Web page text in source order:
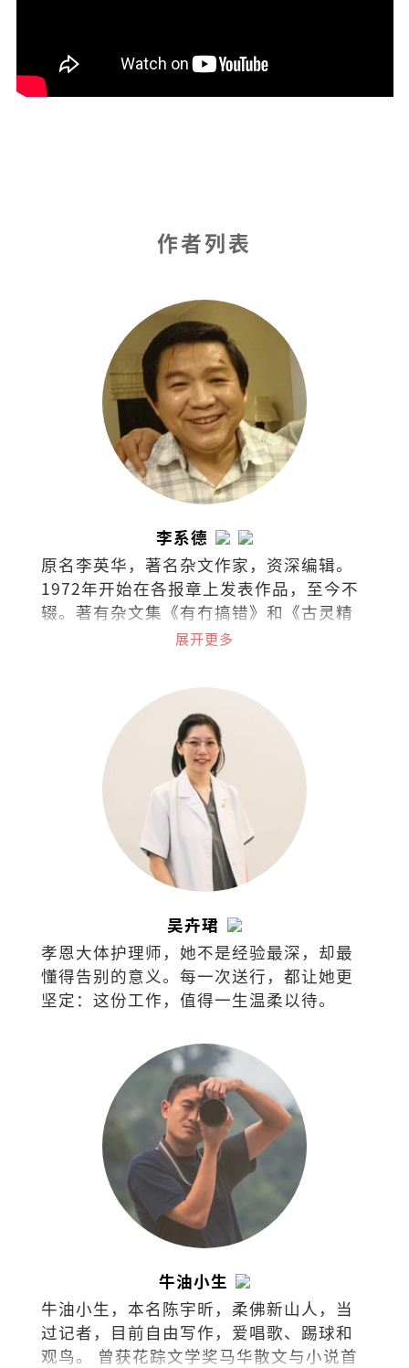
作者列表
李系德
原名李英华，著名杂文作家，资深编辑。
1972年开始在各报章上发表作品，至今不
辍。著有杂文集《有冇搞错》和《古灵精
展开更多
吴卉珺
孝恩大体护理师，她不是经验最深，却最
懂得告别的意义。每一次送行，都让她更
坚定：这份工作，值得一生温柔以待。
牛油小生
牛油小生，本名陈宇昕，柔佛新山人，当
过记者，目前自由写作，爱唱歌、踢球和
观鸟。 曾获花踪文学奖马华散文与小说首